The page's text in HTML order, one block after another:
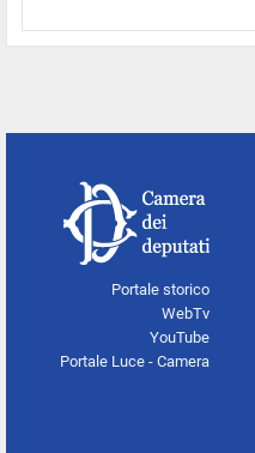
Portale storico
WebTv
YouTube
Portale Luce - Camera